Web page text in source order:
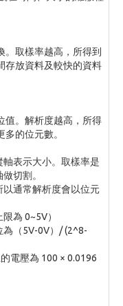
。取樣率越高，所得到
存放資料及較快的資料
值。解析度越高，所得
的位元數。
表示大小。取樣率是
切割。
通常解析度會以位元
為 0~5V）
為（5V-0V）/ (2^8-
電壓為 100 × 0.0196